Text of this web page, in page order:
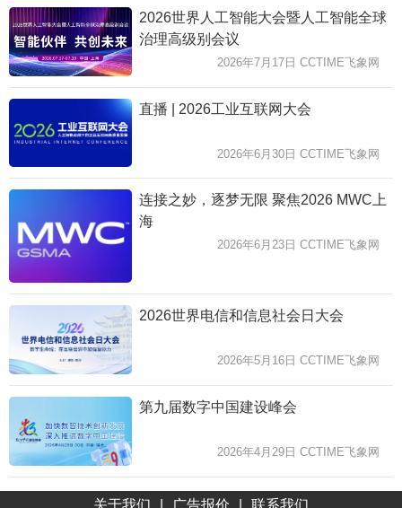
2026世界人工智能大会暨人工智能全球
治理高级别会议
2026年7月17日 CCTIME飞象网
直播 | 2026工业互联网大会
2026年6月30日 CCTIME飞象网
连接之妙，逐梦无限 聚焦2026 MWC上
海
2026年6月23日 CCTIME飞象网
2026世界电信和信息社会日大会
2026年5月16日 CCTIME飞象网
第九届数字中国建设峰会
2026年4月29日 CCTIME飞象网
关于我们 广告报价 联系我们